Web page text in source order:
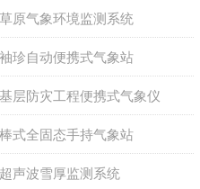
草原气象环境监测系统
袖珍自动便携式气象站
基层防灾工程便携式气象仪
棒式全固态手持气象站
超声波雪厚监测系统